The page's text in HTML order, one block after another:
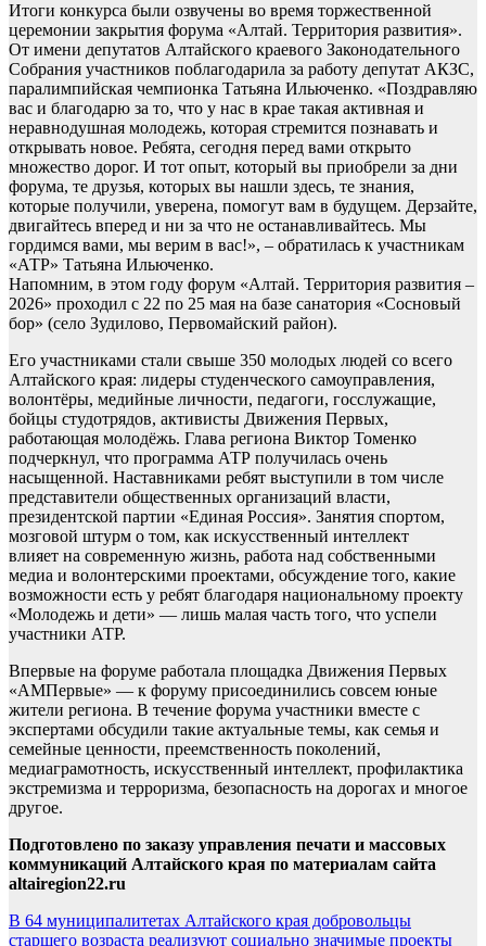
Итоги конкурса были озвучены во время торжественной
церемонии закрытия форума «Алтай. Территория развития».
От имени депутатов Алтайского краевого Законодательного
Собрания участников поблагодарила за работу депутат АКЗС,
паралимпийская чемпионка Татьяна Ильюченко. «Поздравляю
вас и благодарю за то, что у нас в крае такая активная и
неравнодушная молодежь, которая стремится познавать и
открывать новое. Ребята, сегодня перед вами открыто
множество дорог. И тот опыт, который вы приобрели за дни
форума, те друзья, которых вы нашли здесь, те знания,
которые получили, уверена, помогут вам в будущем. Дерзайте,
двигайтесь вперед и ни за что не останавливайтесь. Мы
гордимся вами, мы верим в вас!», – обратилась к участникам
«АТР» Татьяна Ильюченко.
Напомним, в этом году форум «Алтай. Территория развития –
2026» проходил с 22 по 25 мая на базе санатория «Сосновый
бор» (село Зудилово, Первомайский район).
Его участниками стали свыше 350 молодых людей со всего
Алтайского края: лидеры студенческого самоуправления,
волонтёры, медийные личности, педагоги, госслужащие,
бойцы студотрядов, активисты Движения Первых,
работающая молодёжь. Глава региона Виктор Томенко
подчеркнул, что программа АТР получилась очень
насыщенной. Наставниками ребят выступили в том числе
представители общественных организаций власти,
президентской партии «Единая Россия». Занятия спортом,
мозговой штурм о том, как искусственный интеллект
влияет на современную жизнь, работа над собственными
медиа и волонтерскими проектами, обсуждение того, какие
возможности есть у ребят благодаря национальному проекту
«Молодежь и дети» — лишь малая часть того, что успели
участники АТР.
Впервые на форуме работала площадка Движения Первых
«АМПервые» — к форуму присоединились совсем юные
жители региона. В течение форума участники вместе с
экспертами обсудили такие актуальные темы, как семья и
семейные ценности, преемственность поколений,
медиаграмотность, искусственный интеллект, профилактика
экстремизма и терроризма, безопасность на дорогах и многое
другое.
Подготовлено по заказу управления печати и массовых
коммуникаций Алтайского края по материалам сайта
altairegion22.ru
Навигация
В 64 муниципалитетах Алтайского края добровольцы
старшего возраста реализуют социально значимые проекты